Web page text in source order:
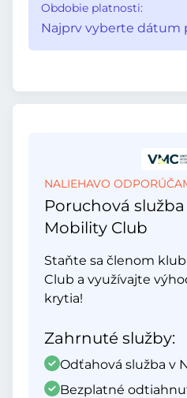
Obdobie platnosti:
Najprv vyberte dátum
NALIEHAVO
Poruchová
Mobility Club
Staňte sa členom
Club a využívajte
krytia!
Zahrnuté služby:
Odťahová služba v
Bezplatné